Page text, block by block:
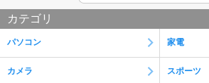
領収書及びインボイス制度への対応について
当店では、適格請求書として領収書、納品書
を除く https://kaago.com/order/receipt/
電話お問い合わせ窓口休止について
カテゴリ
パソコン 家電
カメラ スポーツ